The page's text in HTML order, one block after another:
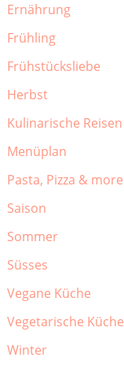
Ernährung
Frühling
Frühstücksliebe
Herbst
Kulinarische Reisen
Menüplan
Pasta, Pizza & more
Saison
Sommer
Süsses
Vegane Küche
Vegetarische Küche
Winter